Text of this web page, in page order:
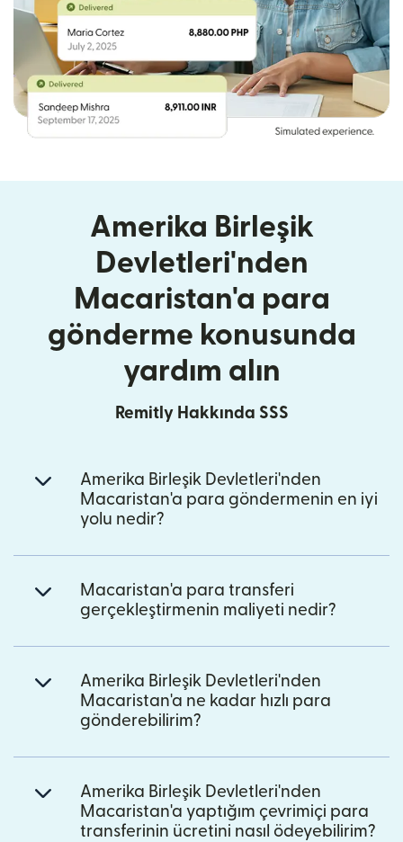
Amerika Birleşik
Devletleri'nden
Macaristan'a para
gönderme konusunda
yardım alın
Remitly Hakkında SSS
Amerika Birleşik Devletleri'nden
Macaristan'a para göndermenin en iyi
yolu nedir?
Macaristan'a para transferi
gerçekleştirmenin maliyeti nedir?
Amerika Birleşik Devletleri'nden
Macaristan'a ne kadar hızlı para
gönderebilirim?
Amerika Birleşik Devletleri'nden
Macaristan'a yaptığım çevrimiçi para
transferinin ücretini nasıl ödeyebilirim?